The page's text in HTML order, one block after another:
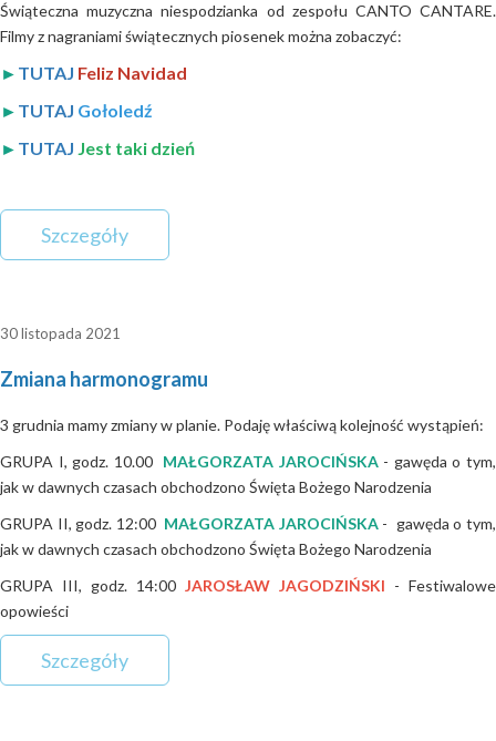
Świąteczna muzyczna niespodzianka od zespołu CANTO CANTARE.
Filmy z nagraniami świątecznych piosenek można zobaczyć:
► TUTAJ Feliz Navidad
► TUTAJ Gołoledź
► TUTAJ Jest taki dzień
Szczegóły
30 listopada 2021
Zmiana harmonogramu
3 grudnia mamy zmiany w planie. Podaję właściwą kolejność wystąpień:
GRUPA I, godz. 10.00 MAŁGORZATA JAROCIŃSKA- gawęda o tym,
jak w dawnych czasach obchodzono Święta Bożego Narodzenia
GRUPA II, godz. 12:00 MAŁGORZATA JAROCIŃSKA- gawęda o tym,
jak w dawnych czasach obchodzono Święta Bożego Narodzenia
GRUPA III, godz. 14:00 JAROSŁAW JAGODZIŃSKI - Festiwalowe
opowieści
Szczegóły